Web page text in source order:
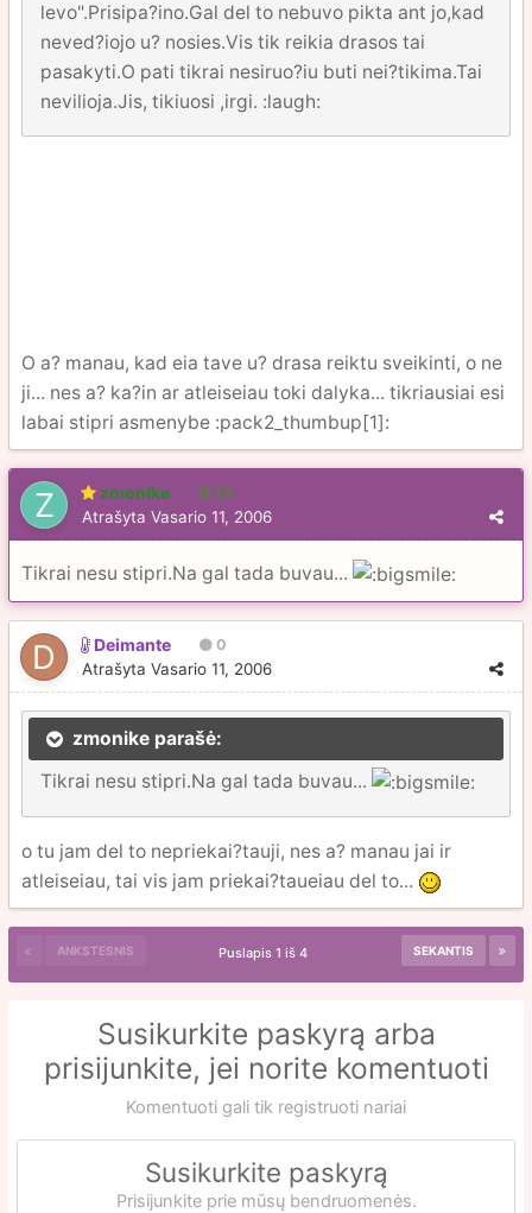
levo".Prisipa?ino.Gal del to nebuvo pikta ant jo,kad
neved?iojo u? nosies.Vis tik reikia drasos tai
pasakyti.O pati tikrai nesiruo?iu buti nei?tikima.Tai
nevilioja.Jis, tikiuosi ,irgi. :laugh:
O a? manau, kad eia tave u? drasa reiktu sveikinti, o ne
ji... nes a? ka?in ar atleiseiau toki dalyka... tikriausiai esi
labai stipri asmenybe :pack2_thumbup[1]:
zmonike 28
Atrašyta Vasario 11, 2006
Tikrai nesu stipri.Na gal tada buvau...
Deimante 0
Atrašyta Vasario 11, 2006
zmonike parašė:
Tikrai nesu stipri.Na gal tada buvau...
o tu jam del to nepriekai?tauji, nes a? manau jai ir
atleiseiau, tai vis jam priekai?taueiau del to...
ANKSTESNIS SEKANTIS
Puslapis 1 iš 4
Susikurkite paskyrą arba
prisijunkite, jei norite komentuoti
Komentuoti gali tik registruoti nariai
Susikurkite paskyrą
Prisijunkite prie mūsų bendruomenės.